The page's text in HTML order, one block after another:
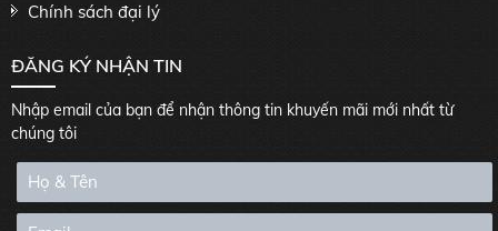
Chính sách đại lý
ĐĂNG KÝ NHẬN TIN
Nhập email của bạn để nhận thông tin khuyến mãi mới nhất từ
chúng tôi